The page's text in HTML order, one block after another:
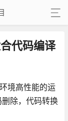
代码编译
境高性能的运
除，代码转换